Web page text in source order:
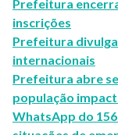
Prefeitura
inscrições
Prefeitura
internacionais
Prefeitura abre
população
WhatsApp do